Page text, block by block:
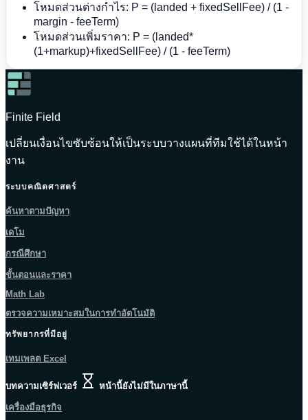
โหมดส่วนต่างกำไร: P = (landed + fixedSellFee) / (1 -
margin - feeTerm)
โหมดส่วนเพิ่มราคา: P = (landed*
(1+markup)+fixedSellFee) / (1 - feeTerm)
Finite Field
เปลี่ยนเงื่อนไขซับซ้อนให้เป็นระบบวางแผนที่ทีมใช้ได้ในหน้า
งาน
ระบบคณิตศาสตร์
ค้นหาตามปัญหา
เดโม
กรณีศึกษา
ขั้นตอนและราคา
Math Lab
ตรวจความเหมาะสมในการทำอัตโนมัติ
ทรัพยากรที่มีอยู่
เทมเพลต Excel
บทความเซิร์ฟเวอร์ หน้านี้ยังไม่มีในภาษานี้
เครื่องมือธุรกิจ